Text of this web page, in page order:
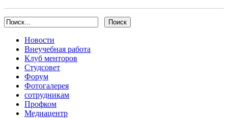
Новости
Внеучебная работа
Клуб менторов
Студсовет
Форум
Фотогалерея
сотрудникам
Профком
Медиацентр